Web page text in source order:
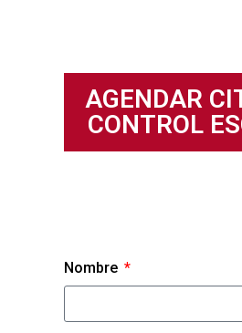
AGENDAR
CONTROL
Nombre